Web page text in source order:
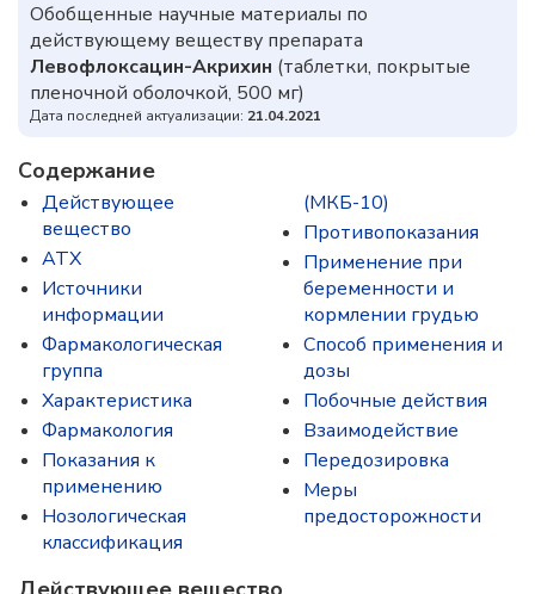
Обобщенные научные материалы по
действующему веществу препарата
Левофлоксацин-Акрихин (таблетки, покрытые
пленочной оболочкой, 500 мг)
Дата последней актуализации: 21.04.2021
Содержание
Действующее
вещество
ATX
Источники
информации
Фармакологическая
группа
Характеристика
Фармакология
Показания к
применению
Нозологическая
классификация
(МКБ-10)
Противопоказания
Применение при
беременности и
кормлении грудью
Способ применения и
дозы
Побочные действия
Взаимодействие
Передозировка
Меры
предосторожности